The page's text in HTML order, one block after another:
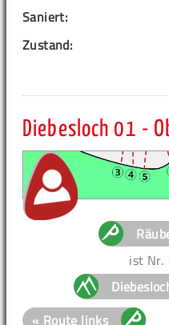
Saniert:
Zustand:
Diebesloch 01 -
ist Nr.
« Route links